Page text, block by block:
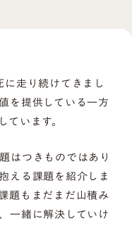
走り続けてきまし
を提供している一方
います。
はつきものではあり
える課題を紹介しま
題もまだまだ山積み
一緒に解決していけ